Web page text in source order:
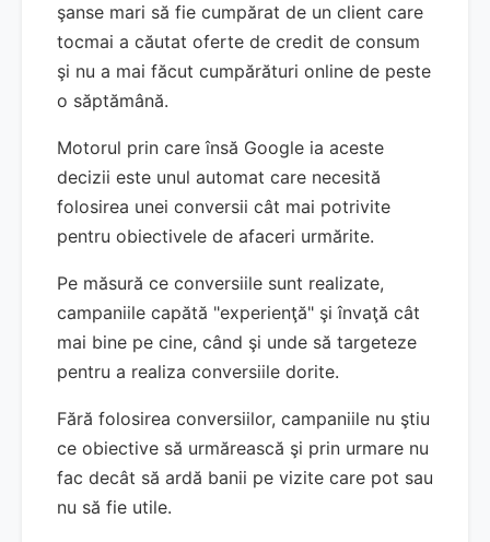
şanse mari să fie cumpărat de un client care
tocmai a căutat oferte de credit de consum
şi nu a mai făcut cumpărături online de peste
o săptămână.
Motorul prin care însă Google ia aceste
decizii este unul automat care necesită
folosirea unei conversii cât mai potrivite
pentru obiectivele de afaceri urmărite.
Pe măsură ce conversiile sunt realizate,
campaniile capătă "experienţă" şi învaţă cât
mai bine pe cine, când şi unde să targeteze
pentru a realiza conversiile dorite.
Fără folosirea conversiilor, campaniile nu ştiu
ce obiective să urmărească şi prin urmare nu
fac decât să ardă banii pe vizite care pot sau
nu să fie utile.